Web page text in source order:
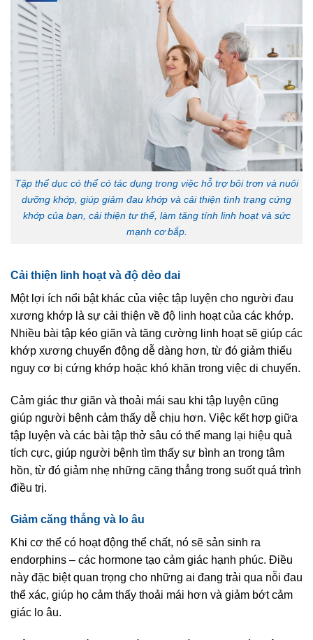
Tập thể dục có thể có tác dụng trong việc hỗ trợ bôi trơn và nuôi
dưỡng khớp, giúp giảm đau khớp và cải thiện tình trạng cứng
khớp của bạn, cải thiện tư thế, làm tăng tính linh hoạt và sức
mạnh cơ bắp.
Cải thiện linh hoạt và độ dẻo dai
Một lợi ích nổi bật khác của việc tập luyện cho người đau
xương khớp là sự cải thiện về độ linh hoạt của các khớp.
Nhiều bài tập kéo giãn và tăng cường linh hoạt sẽ giúp các
khớp xương chuyển động dễ dàng hơn, từ đó giảm thiểu
nguy cơ bị cứng khớp hoặc khó khăn trong việc di chuyển.
Cảm giác thư giãn và thoải mái sau khi tập luyện cũng
giúp người bệnh cảm thấy dễ chịu hơn. Việc kết hợp giữa
tập luyện và các bài tập thở sâu có thể mang lại hiệu quả
tích cực, giúp người bệnh tìm thấy sự bình an trong tâm
hồn, từ đó giảm nhẹ những căng thẳng trong suốt quá trình
điều trị.
Giảm căng thẳng và lo âu
Khi cơ thể có hoạt động thể chất, nó sẽ sản sinh ra
endorphins – các hormone tạo cảm giác hạnh phúc. Điều
này đặc biệt quan trọng cho những ai đang trải qua nỗi đau
thể xác, giúp họ cảm thấy thoải mái hơn và giảm bớt cảm
giác lo âu.